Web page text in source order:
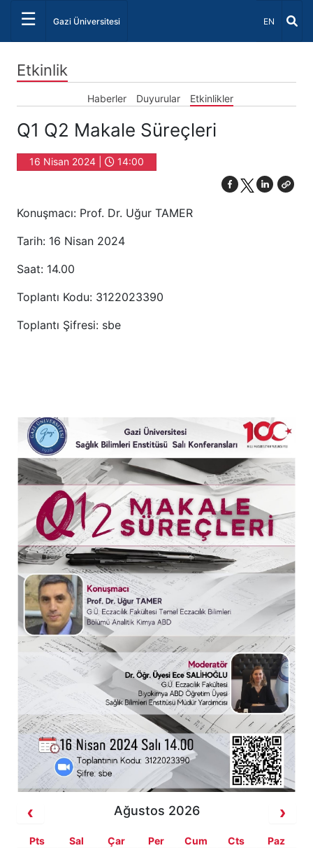
☰ Gazi Üniversitesi Dil Seçiniz
EN
Etkinlik
Haberler Duyurular Etkinlikler
Q1 Q2 Makale Süreçleri
16 Nisan 2024 | 14:00
Konuşmacı: Prof. Dr. Uğur TAMER
Tarih: 16 Nisan 2024
Saat: 14.00
Toplantı Kodu: 3122023390
Toplantı Şifresi: sbe
Ağustos 2026
Pts Sal Çar Per Cum Cts Paz